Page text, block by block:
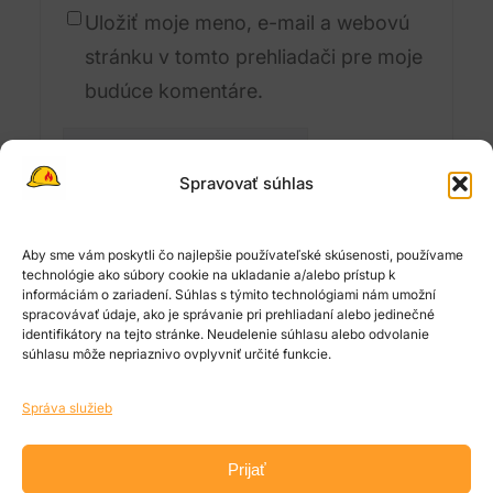
Spravovať súhlas
Aby sme vám poskytli čo najlepšie používateľské skúsenosti, používame
technológie ako súbory cookie na ukladanie a/alebo prístup k
informáciám o zariadení. Súhlas s týmito technológiami nám umožní
spracovávať údaje, ako je správanie pri prehliadaní alebo jedinečné
identifikátory na tejto stránke. Neudelenie súhlasu alebo odvolanie
súhlasu môže nepriaznivo ovplyvniť určité funkcie.
Správa služieb
Prijať
Uložiť moje meno, e-mail a webovú
stránku v tomto prehliadači pre moje
budúce komentáre.
Search
H
a
d
About